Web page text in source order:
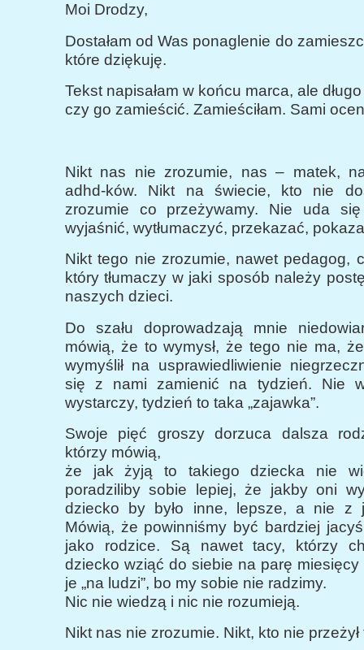
Moi Drodzy,
Dostałam od Was ponaglenie do
które dziękuję.
Tekst napisałam w końcu marca, ale
czy go zamieścić. Zamieściłam. Sami
Nikt nas nie zrozumie, nas – matek,
adhd-ków. Nikt na świecie, kto nie
zrozumie co przeżywamy. Nie uda
wyjaśnić, wytłumaczyć, przekazać,
Nikt tego nie zrozumie, nawet pedagog,
który tłumaczy w jaki sposób należy
naszych dzieci.
Do szału doprowadzają mnie
mówią, że to wymysł, że tego nie ma,
wymyślił na usprawiedliwienie
się z nami zamienić na tydzień. Nie
wystarczy, tydzień to taka „zajawka”.
Swoje pięć groszy dorzuca dalsza
którzy mówią,
że jak żyją to takiego dziecka nie
poradziliby sobie lepiej, że jakby oni
dziecko by było inne, lepsze, a nie z
Mówią, że powinniśmy być bardziej
jako rodzice. Są nawet tacy, którzy
dziecko wziąć do siebie na parę miesięcy
je „na ludzi”, bo my sobie nie radzimy.
Nic nie wiedzą i nic nie rozumieją.
Nikt nas nie zrozumie. Nikt, kto nie